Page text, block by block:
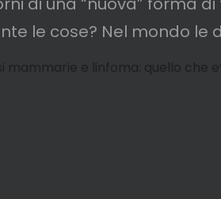
le cose? Nel mondo le